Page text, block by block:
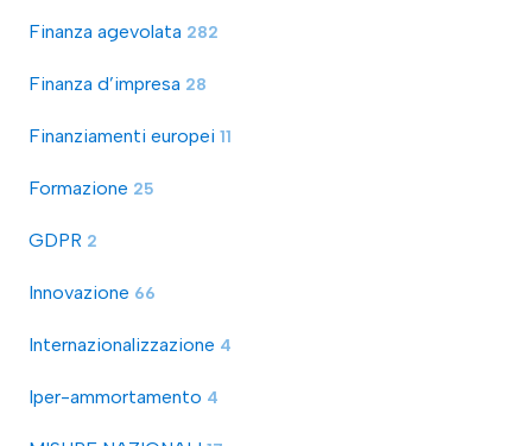
Finanza agevolata 282
Finanza d’impresa 28
Finanziamenti europei 11
Formazione 25
GDPR 2
Innovazione 66
Internazionalizzazione 4
Iper-ammortamento 4